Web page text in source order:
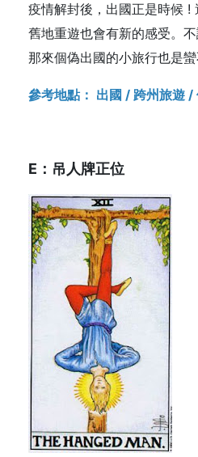
疫情解封後，出國正是時候 !
舊地重遊也會有新的感受。
那來個偽出國的小旅行也是
參考地點： 出國 / 跨州旅遊
E：吊人牌正位